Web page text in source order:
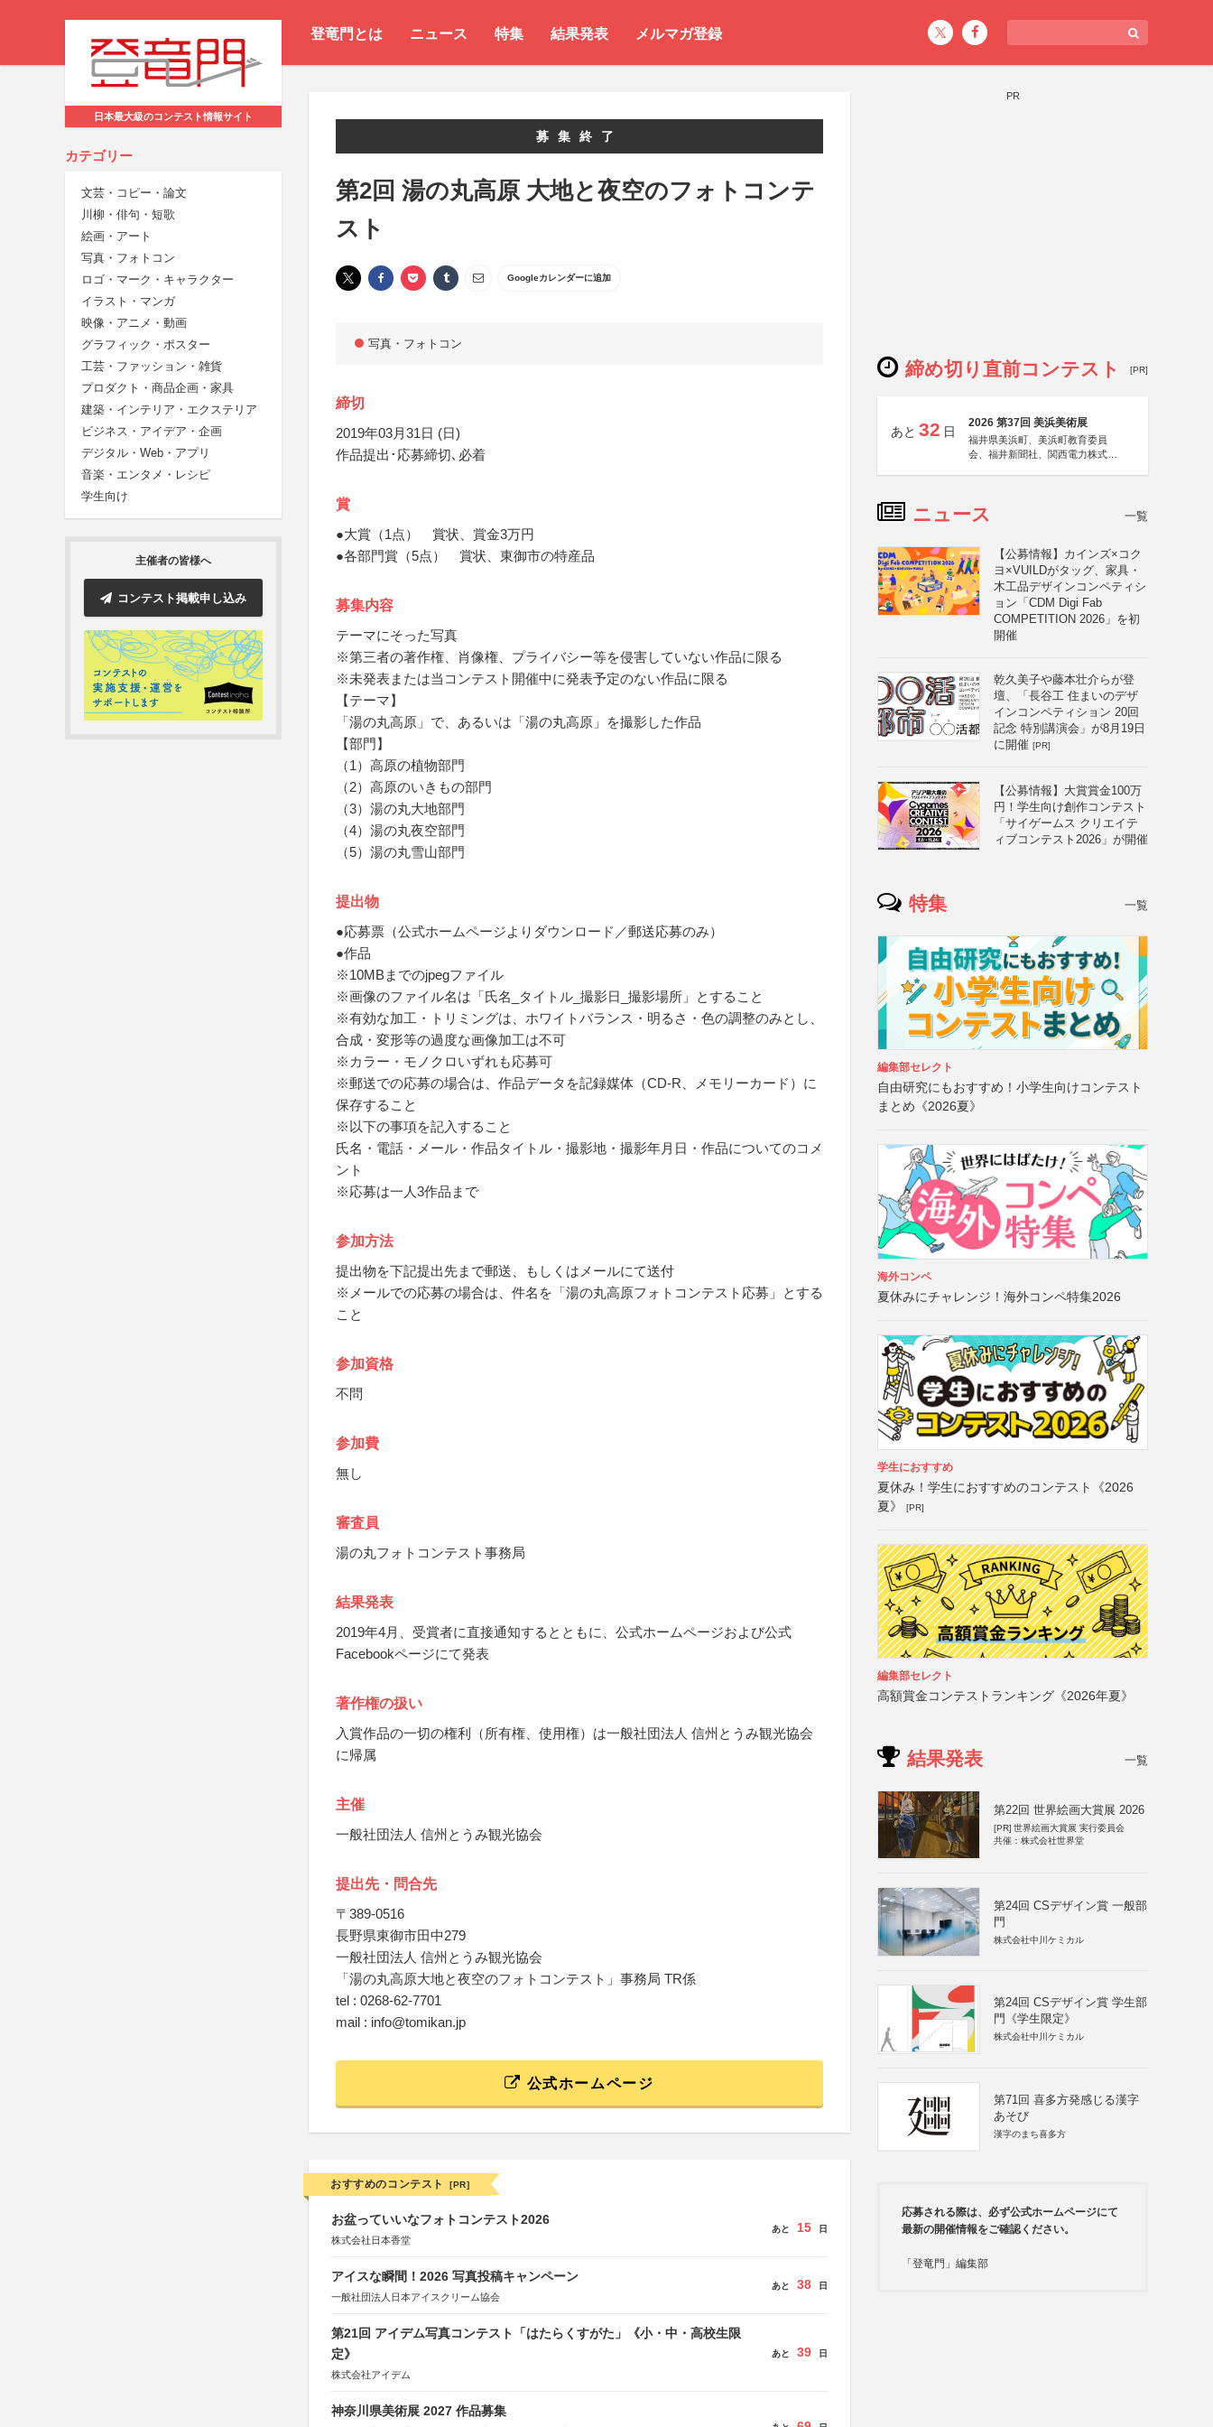
登竜門とは ニュース 特集 結果発表 メルマガ登録
日本最大級のコンテスト情報サイト
カテゴリー
文芸・コピー・論文
川柳・俳句・短歌
絵画・アート
写真・フォトコン
ロゴ・マーク・キャラクター
イラスト・マンガ
映像・アニメ・動画
グラフィック・ポスター
工芸・ファッション・雑貨
プロダクト・商品企画・家具
建築・インテリア・エクステリア
ビジネス・アイデア・企画
デジタル・Web・アプリ
音楽・エンタメ・レシピ
学生向け
主催者の皆様へ
コンテスト掲載申し込み
募集終了
第2回 湯の丸高原 大地と夜空のフォトコンテ
スト
Googleカレンダーに追加
写真・フォトコン
締切
2019年03月31日 (日)
作品提出･応募締切､必着
賞
●大賞（1点） 賞状、賞金3万円
●各部門賞（5点） 賞状、東御市の特産品
募集内容
テーマにそった写真
※第三者の著作権、肖像権、プライバシー等を侵害していない作品に限る
※未発表または当コンテスト開催中に発表予定のない作品に限る
【テーマ】
「湯の丸高原」で、あるいは「湯の丸高原」を撮影した作品
【部門】
（1）高原の植物部門
（2）高原のいきもの部門
（3）湯の丸大地部門
（4）湯の丸夜空部門
（5）湯の丸雪山部門
提出物
●応募票（公式ホームページよりダウンロード／郵送応募のみ）
●作品
※10MBまでのjpegファイル
※画像のファイル名は「氏名_タイトル_撮影日_撮影場所」とすること
※有効な加工・トリミングは、ホワイトバランス・明るさ・色の調整のみとし、
合成・変形等の過度な画像加工は不可
※カラー・モノクロいずれも応募可
※郵送での応募の場合は、作品データを記録媒体（CD-R、メモリーカード）に
保存すること
※以下の事項を記入すること
氏名・電話・メール・作品タイトル・撮影地・撮影年月日・作品についてのコメ
ント
※応募は一人3作品まで
参加方法
提出物を下記提出先まで郵送、もしくはメールにて送付
※メールでの応募の場合は、件名を「湯の丸高原フォトコンテスト応募」とする
こと
参加資格
不問
参加費
無し
審査員
湯の丸フォトコンテスト事務局
結果発表
2019年4月、受賞者に直接通知するとともに、公式ホームページおよび公式
Facebookページにて発表
著作権の扱い
入賞作品の一切の権利（所有権、使用権）は一般社団法人 信州とうみ観光協会
に帰属
主催
一般社団法人 信州とうみ観光協会
提出先・問合先
〒389-0516
長野県東御市田中279
一般社団法人 信州とうみ観光協会
「湯の丸高原大地と夜空のフォトコンテスト」事務局 TR係
tel : 0268-62-7701
mail : info@tomikan.jp
公式ホームページ
おすすめのコンテスト [PR]
お盆っていいなフォトコンテスト2026
株式会社日本香堂
あと 15 日
アイスな瞬間！2026 写真投稿キャンペーン
一般社団法人日本アイスクリーム協会
あと 38 日
第21回 アイデム写真コンテスト「はたらくすがた」《小・中・高校生限
定》
株式会社アイデム
あと 39 日
神奈川県美術展 2027 作品募集
PR
締め切り直前コンテスト [PR]
あと 32 日
2026 第37回 美浜美術展
福井県美浜町、美浜町教育委員
会、福井新聞社、関西電力株式会
ニュース 一覧
【公募情報】カインズ×コク
ヨ×VUILDがタッグ、家具・
木工品デザインコンペティシ
ョン「CDM Digi Fab
COMPETITION 2026」を初
開催
乾久美子や藤本壮介らが登
壇、「長谷工 住まいのデザ
インコンペティション 20回
記念 特別講演会」が8月19日
に開催 [PR]
【公募情報】大賞賞金100万
円！学生向け創作コンテスト
「サイゲームス クリエイテ
ィブコンテスト2026」が開催
特集 一覧
編集部セレクト
自由研究にもおすすめ！小学生向けコンテスト
まとめ《2026夏》
海外コンペ
夏休みにチャレンジ！海外コンペ特集2026
学生におすすめ
夏休み！学生におすすめのコンテスト《2026
夏》
[PR]
編集部セレクト
高額賞金コンテストランキング《2026年夏》
結果発表 一覧
第22回 世界絵画大賞展 2026
[PR] 世界絵画大賞展 実行委員会
共催：株式会社世界堂
第24回 CSデザイン賞 一般部
門
株式会社中川ケミカル
第24回 CSデザイン賞 学生部
門《学生限定》
株式会社中川ケミカル
第71回 喜多方発感じる漢字
あそび
漢字のまち喜多方
応募される際は、必ず公式ホームページにて
最新の開催情報をご確認ください。
「登竜門」編集部